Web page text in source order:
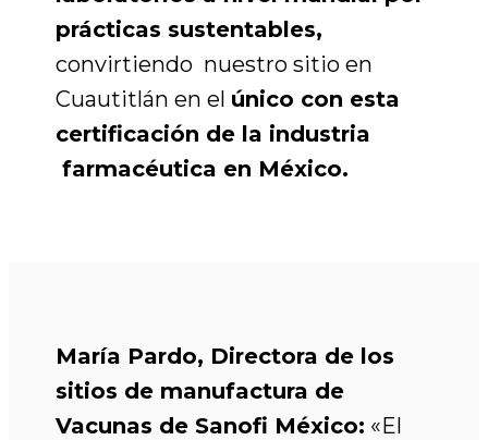
prácticas sustentables,
convirtiendo nuestro sitio en
Cuautitlán en el único con esta
certificación de la industria
farmacéutica en México.
María Pardo, Directora de los
sitios de manufactura de
Vacunas de Sanofi México: «El